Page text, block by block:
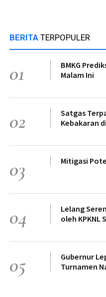
BERITA TERPOPULER
01
BMKG
Malam Ini
02
Satgas
Kebakaran
03 Mitigasi
04
Lelang
oleh KPKNL
05
Gubernur
Turnamen